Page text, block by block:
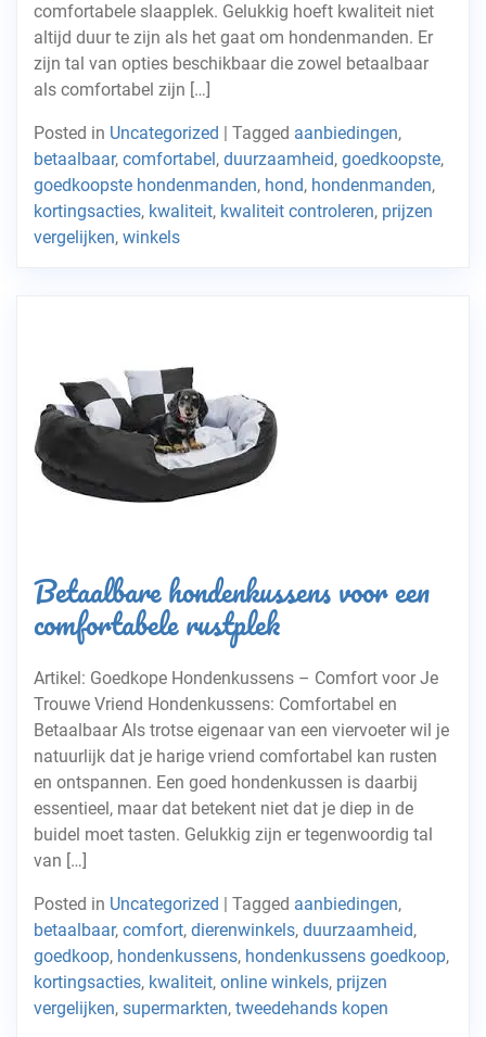
comfortabele slaapplek. Gelukkig hoeft kwaliteit niet
altijd duur te zijn als het gaat om hondenmanden. Er
zijn tal van opties beschikbaar die zowel betaalbaar
als comfortabel zijn […]
Posted in Uncategorized Tagged aanbiedingen,
betaalbaar, comfortabel , duurzaamheid, goedkoopste,
goedkoopste hondenmanden, hond, hondenmanden,
kortingsacties, kwaliteit, kwaliteit controleren, prijzen
vergelijken, winkels
Betaalbare hondenkussens voor een
comfortabele rustplek
Artikel: Goedkope Hondenkussens – Comfort voor Je
Trouwe Vriend Hondenkussens: Comfortabel en
Betaalbaar Als trotse eigenaar van een viervoeter wil je
natuurlijk dat je harige vriend comfortabel kan rusten
en ontspannen. Een goed hondenkussen is daarbij
essentieel, maar dat betekent niet dat je diep in de
buidel moet tasten. Gelukkig zijn er tegenwoordig tal
van […]
Posted in Uncategorized Tagged aanbiedingen,
betaalbaar, comfort, dierenwinkels, duurzaamheid,
goedkoop, hondenkussens, hondenkussens goedkoop,
kortingsacties, kwaliteit, online winkels, prijzen
vergelijken, supermarkten, tweedehands kopen